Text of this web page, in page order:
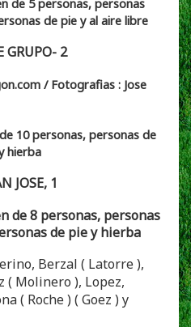
GRUPO- 2
/ Fotografias : Jose
JOSE, 1
Berzal ( Latorre ),
( Molinero ), Lopez,
( Roche ) ( Goez ) y